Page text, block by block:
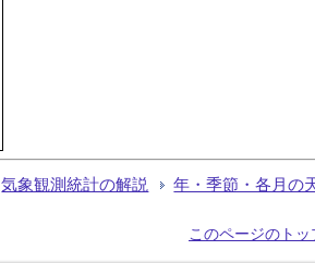
気象観測統計の解説 年・季節・各月の
このページのトッ